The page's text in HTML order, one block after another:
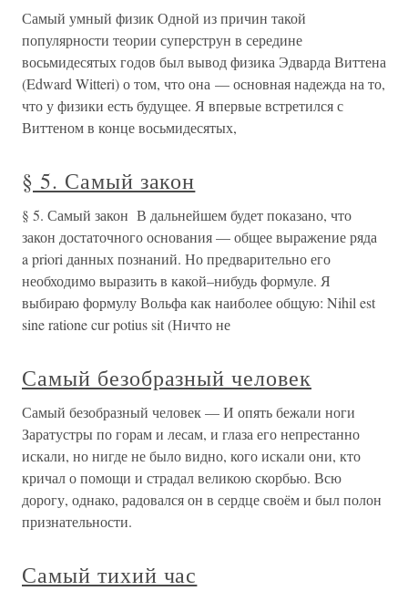
Самый умный физик Одной из причин такой
популярности теории суперструн в середине
восьмидесятых годов был вывод физика Эдварда Виттена
(Edward Witteri) о том, что она — основная надежда на то,
что у физики есть будущее. Я впервые встретился с
Виттеном в конце восьмидесятых,
§ 5. Самый закон
§ 5. Самый закон В дальнейшем будет показано, что
закон достаточного основания — общее выражение ряда
a priori данных познаний. Но предварительно его
необходимо выразить в какой–нибудь формуле. Я
выбираю формулу Вольфа как наиболее общую: Nihil est
sine ratione cur potius sit (Ничто не
Самый безобразный человек
Самый безобразный человек — И опять бежали ноги
Заратустры по горам и лесам, и глаза его непрестанно
искали, но нигде не было видно, кого искали они, кто
кричал о помощи и страдал великою скорбью. Всю
дорогу, однако, радовался он в сердце своём и был полон
признательности.
Самый тихий час